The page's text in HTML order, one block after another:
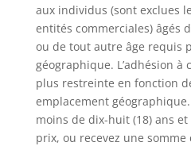
aux individus (sont exclues
entités commerciales) âgés
ou de tout autre âge requis
géographique. L’adhésion
plus restreinte en fonction
emplacement
moins de dix-huit (18) ans
prix, ou recevez une somme